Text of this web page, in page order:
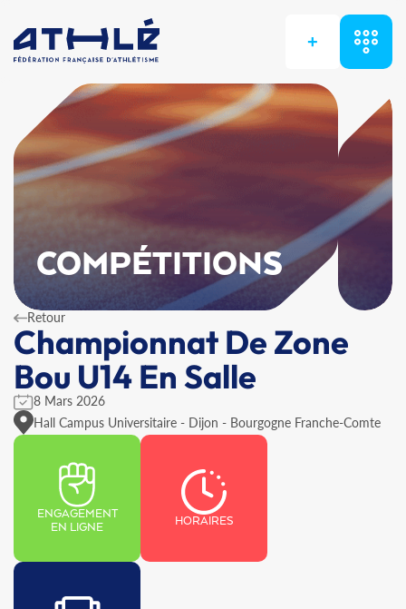
+
COMPÉTITIONS
Retour
Championnat De Zone
Bou U14 En Salle
8 Mars 2026
Hall Campus Universitaire - Dijon - Bourgogne Franche-Comte
ENGAGEMENT
EN LIGNE
HORAIRES